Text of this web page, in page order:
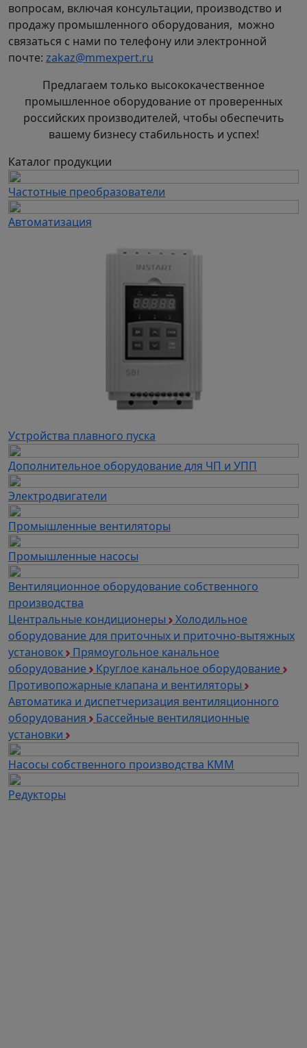
вопросам, включая консультации, производство и
продажу промышленного оборудования, можно
связаться с нами по телефону или электронной
почте: zakaz@mmexpert.ru
Предлагаем только высококачественное
промышленное оборудование от проверенных
российских производителей, чтобы обеспечить
вашему бизнесу стабильность и успех!
Каталог продукции
Частотные преобразователи
Автоматизация
Устройства плавного пуска
Дополнительное оборудование для ЧП и УПП
Электродвигатели
Промышленные вентиляторы
Промышленные насосы
Вентиляционное оборудование собственного
производства
Центральные кондиционеры
Холодильное
оборудование для приточных и приточно-вытяжных
установок
Прямоугольное канальное
оборудование
Круглое канальное оборудование
Противопожарные клапана и вентиляторы
Автоматика и диспетчеризация вентиляционного
оборудования
Бассейные вентиляционные
установки
Насосы собственного производства KMM
Редукторы